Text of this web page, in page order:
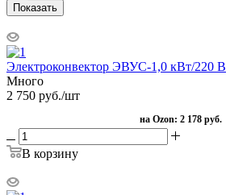
Показать
Электроконвектор ЭВУС-1,0 кВт/220 В
Много
2 750 руб./шт
на Ozon: 2 178 руб.
В корзину